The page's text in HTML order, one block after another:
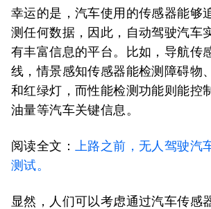
幸运的是，汽车使用的传感器能够
测任何数据，因此，自动驾驶汽车
有丰富信息的平台。比如，导航传
线，情景感知传感器能检测障碍物
和红绿灯，而性能检测功能则能控
油量等汽车关键信息。
阅读全文：
上路之前，无人驾驶汽
测试。
显然，人们可以考虑通过汽车传感